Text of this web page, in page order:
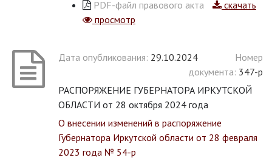
PDF-файл правового акта
скачать
просмотр
Дата опубликования: 29.10.2024
Номер
документа: 347-р
РАСПОРЯЖЕНИЕ ГУБЕРНАТОРА ИРКУТСКОЙ
ОБЛАСТИ от 28 октября 2024 года
О внесении изменений в распоряжение
Губернатора Иркутской области от 28 февраля
2023 года № 54-р